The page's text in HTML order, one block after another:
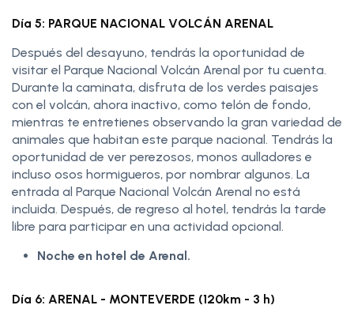
Día 5: PARQUE NACIONAL VOLCÁN ARENAL
Después del desayuno, tendrás la oportunidad de
visitar el Parque Nacional Volcán Arenal por tu cuenta.
Durante la caminata, disfruta de los verdes paisajes
con el volcán, ahora inactivo, como telón de fondo,
mientras te entretienes observando la gran variedad de
animales que habitan este parque nacional. Tendrás la
oportunidad de ver perezosos, monos aulladores e
incluso osos hormigueros, por nombrar algunos. La
entrada al Parque Nacional Volcán Arenal no está
incluida. Después, de regreso al hotel, tendrás la tarde
libre para participar en una actividad opcional.
Noche en hotel de Arenal.
Día 6: ARENAL - MONTEVERDE (120km - 3 h)